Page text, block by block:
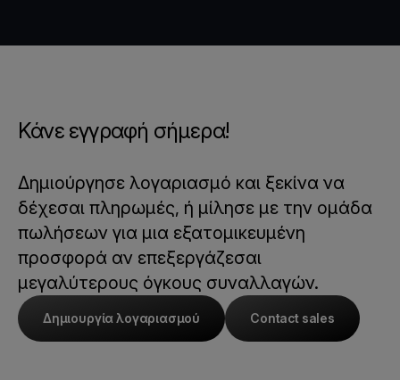
Κάνε εγγραφή σήμερα!
Δημιούργησε λογαριασμό και ξεκίνα να
δέχεσαι πληρωμές, ή μίλησε με την ομάδα
πωλήσεων για μια εξατομικευμένη
προσφορά αν επεξεργάζεσαι
μεγαλύτερους όγκους συναλλαγών.
Δημιουργία λογαριασμού Contact sales